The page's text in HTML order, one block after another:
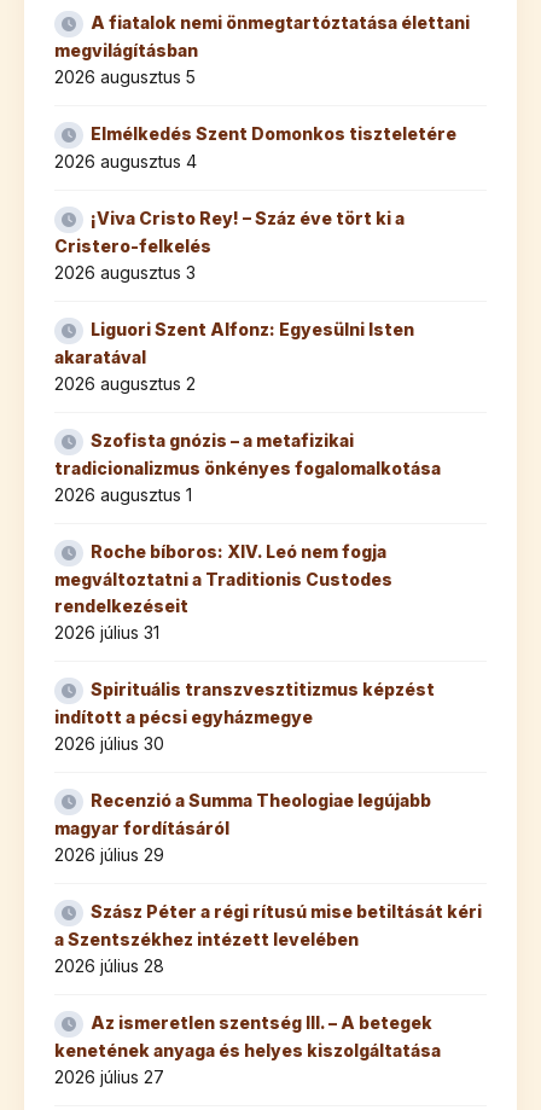
A fiatalok nemi önmegtartóztatása élettani
megvilágításban
2026 augusztus 5
Elmélkedés Szent Domonkos tiszteletére
2026 augusztus 4
¡Viva Cristo Rey! – Száz éve tört ki a
Cristero-felkelés
2026 augusztus 3
Liguori Szent Alfonz: Egyesülni Isten
akaratával
2026 augusztus 2
Szofista gnózis – a metafizikai
tradicionalizmus önkényes fogalomalkotása
2026 augusztus 1
Roche bíboros: XIV. Leó nem fogja
megváltoztatni a Traditionis Custodes
rendelkezéseit
2026 július 31
Spirituális transzvesztitizmus képzést
indított a pécsi egyházmegye
2026 július 30
Recenzió a Summa Theologiae legújabb
magyar fordításáról
2026 július 29
Szász Péter a régi rítusú mise betiltását kéri
a Szentszékhez intézett levelében
2026 július 28
Az ismeretlen szentség III. – A betegek
kenetének anyaga és helyes kiszolgáltatása
2026 július 27